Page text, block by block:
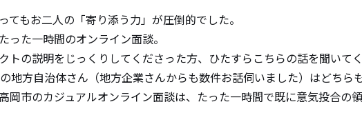
てもお二人の「寄り添う力」が圧倒的でした。
った一時間のオンライン面談。
トの説明をじっくりしてくださった方、ひたすらこちらの話を聞いて
地方自治体さん（地方企業さんからも数件お話伺いました）はどちら
岡市のカジュアルオンライン面談は、たった一時間で既に意気投合の